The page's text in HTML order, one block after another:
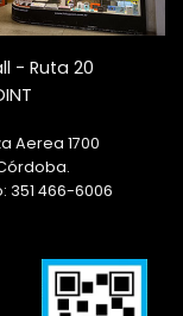
- Ruta 20
Aerea 1700
351 466-6006